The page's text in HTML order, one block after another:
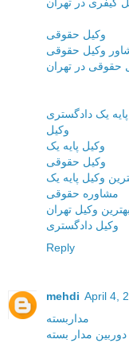
وکیل حقوقی
وکیل حقوقی
حقوقی در تهران
یک دادگستری
وکیل
وکیل پایه یک
وکیل حقوقی
وکیل پایه یک
مشاوره حقوقی
بهترین وکیل تهران
وکیل دادگستری
Reply
mehdi April 4,
مداربسته
دوربین مدار بسته